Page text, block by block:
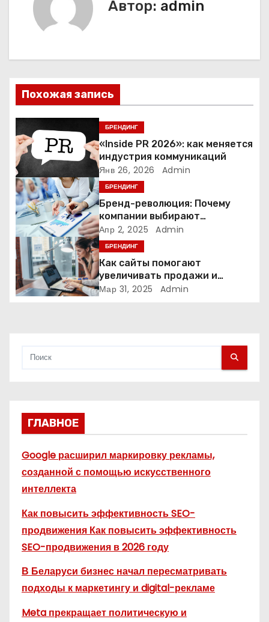
ц
и
я
п
о
з
а
п
и
Автор: admin
Похожая запись
БРЕНДИНГ
«Inside PR 2026»: как меняется
индустрия коммуникаций
Янв 26, 2026 Admin
БРЕНДИНГ
Бренд-революция: Почему
компании выбирают
адаптивные логотипы?
Апр 2, 2025 Admin
БРЕНДИНГ
Как сайты помогают
увеличивать продажи и
формировать лояльность
Мар 31, 2025 Admin
ГЛАВНОЕ
Google расширил маркировку рекламы,
созданной с помощью искусственного
интеллекта
Как повысить эффективность SEO-
продвижения Как повысить эффективность
SEO-продвижения в 2026 году
В Беларуси бизнес начал пересматривать
подходы к маркетингу и digital-рекламе
Meta прекращает политическую и